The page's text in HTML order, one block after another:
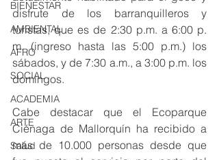
BIENESTAR
AMBIENTAL
AFRO
SOCIAL
ACADEMIA
ARTE
Salud
disfrute de los barranquilleros y
turistas, que es de 2:30 p.m. a 6:00 p.
m. (ingreso hasta las 5:00 p.m.) los
sábados, y de 7:30 a.m., a 3:00 p.m. los
domingos.
Cabe destacar que el Ecoparque
Ciénaga de Mallorquín ha recibido a
más de 10.000 personas desde que